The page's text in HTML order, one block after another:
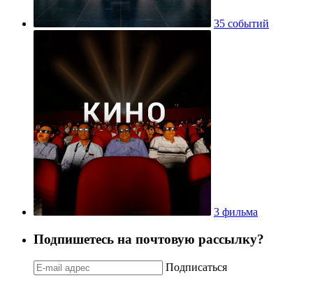
35 событий
3 фильма
Подпишетесь на почтовую рассылку?
Подписаться